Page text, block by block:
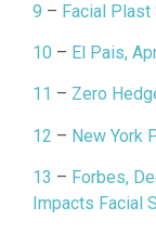
9 – Facial Plast
10 – El Pais,
11 – Zero
12 – New York
13 – Forbes,
Impacts Facial